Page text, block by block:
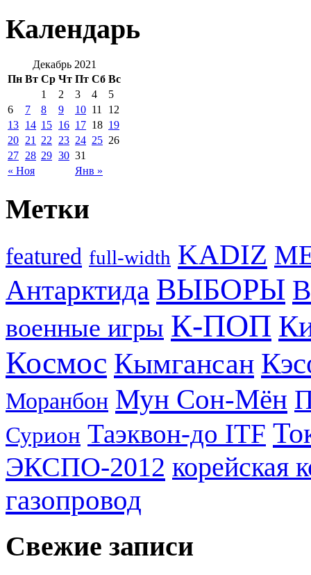
Календарь
Декабрь 2021
Пн Вт Ср Чт Пт Сб Вс
« Ноя Янв »
1 2 3 4
5
6
7 8 9 10 11
12
13 14 15 16 17 18 19
20 21 22 23 24 25 26
27 28 29 30 31
Метки
featured full-width KADIZ
Антарктида ВЫБОРЫ
военные игры К-ПОП
Космос Кымгансан
Моранбон Мун Сон-Мён
Сурион Таэквон-до ITF
ЭКСПО-2012 корейская
газопровод
Свежие записи